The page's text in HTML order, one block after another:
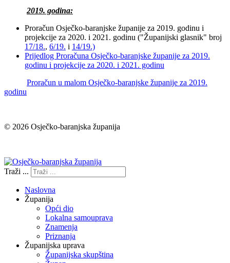
2019. godina:
Proračun Osječko-baranjske županije za 2019. godinu i
projekcije za 2020. i 2021. godinu ("Županijski glasnik" broj
17/18., 6/19. i 14/19.)
Prijedlog Proračuna Osječko-baranjske županije za 2019.
godinu i projekcije za 2020. i 2021. godinu
Proračun u malom Osječko-baranjske županije za 2019.
godinu
© 2026 Osječko-baranjska županija
Traži ...
Naslovna
Županija
Opći dio
Lokalna samouprava
Znamenja
Priznanja
Županijska uprava
Županijska skupština